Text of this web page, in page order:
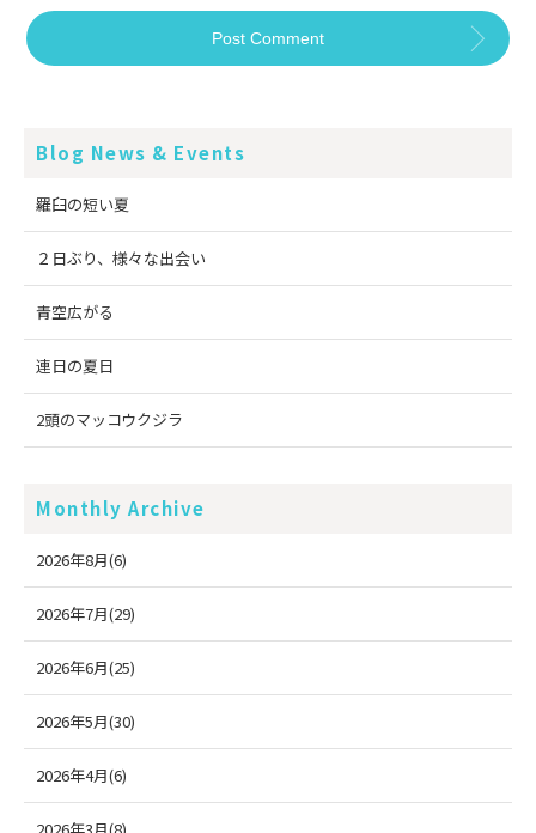
Blog News & Events
羅臼の短い夏
２日ぶり、様々な出会い
青空広がる
連日の夏日
2頭のマッコウクジラ
Monthly Archive
2026年8月(6)
2026年7月(29)
2026年6月(25)
2026年5月(30)
2026年4月(6)
2026年3月(8)